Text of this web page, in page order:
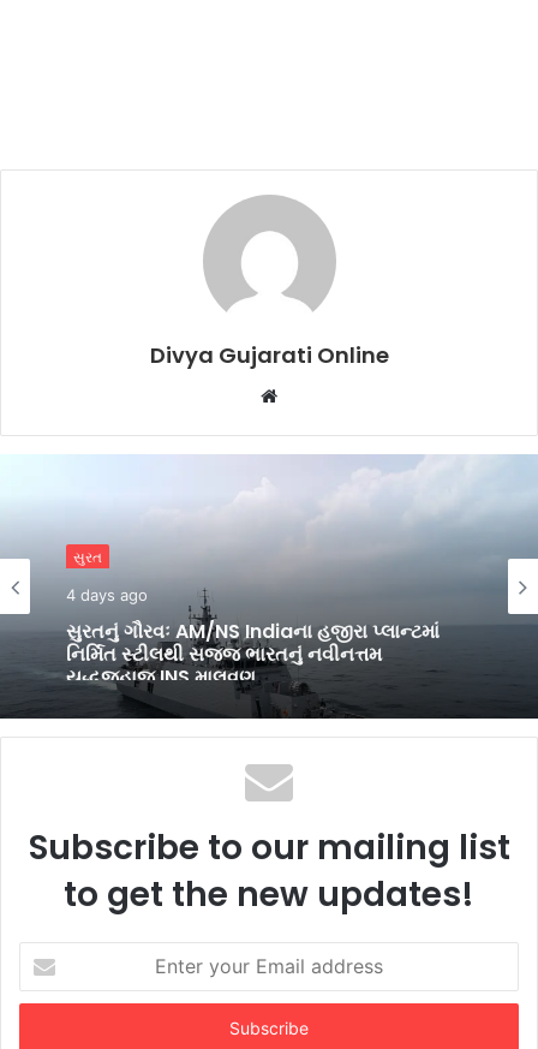
Divya Gujarati Online
Website
સુરત
4 days ago
સુરતનું ગૌરવઃ AM/NS Indiaના હજીરા પ્લાન્ટમાં
નિર્મિત સ્ટીલથી સજ્જ ભારતનું નવીનત્તમ
યુદ્ધજહાજ INS માલવણ
Subscribe to our mailing list
to get the new updates!
your
Email